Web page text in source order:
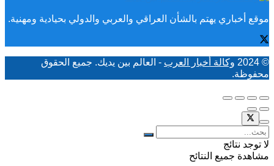
موقع أخباري يهتم بالشأن العراقي والعربي والدولي بحيادية ومهنية.
© 2024 وكالة أخبار العرب - العالم بين يديك. جميع الحقوق
محفوظة.
لا توجد نتائج
مشاهدة جميع النتائح